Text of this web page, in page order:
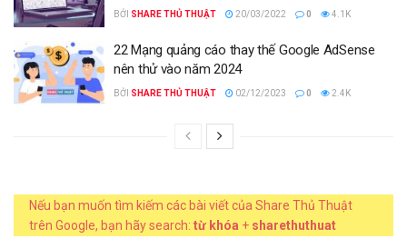
BỞI SHARE THỦ THUẬT 20/03/2022 0 4.1K
22 Mạng quảng cáo thay thế Google AdSense
nên thử vào năm 2024
BỞI SHARE THỦ THUẬT 02/12/2023 0 2.4K
Nếu bạn muốn tìm kiếm các bài viết của Share Thủ Thuật
trên Google, bạn hãy search: từ khóa + sharethuthuat